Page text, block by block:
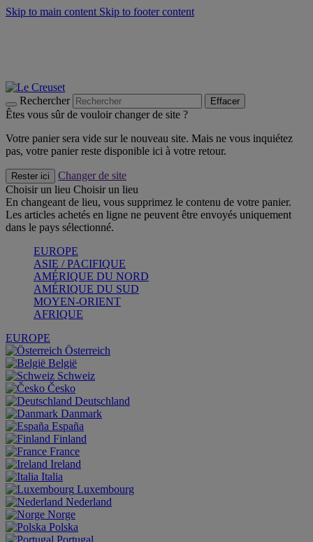
Skip to main content Skip to footer content
Rechercher Effacer
Êtes vous sûr de vouloir changer de site ?
Votre panier sera vide sur le nouveau site. Mais ne vous inquiétez
pas, votre panier reste disponible ici à votre retour.
Rester ici
Changer de site
Choisir un lieu Choisir un lieu
En changeant de lieu, vous supprimez le contenu de votre panier.
Les articles achetés en ligne ne peuvent être envoyés uniquement
dans le pays sélectionné.
EUROPE
ASIE / PACIFIQUE
AMÉRIQUE DU NORD
AMÉRIQUE DU SUD
MOYEN-ORIENT
AFRIQUE
EUROPE
Österreich
België
Schweiz
Česko
Deutschland
Danmark
España
Finland
France
Ireland
Italia
Luxembourg
Nederland
Norge
Polska
Portugal